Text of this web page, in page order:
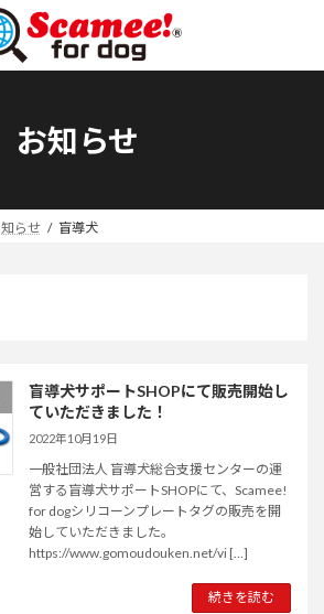
お知らせ
らせ 盲導犬
盲導犬サポートSHOPにて販売開始し
ていただきました！
2022年10月19日
一般社団法人 盲導犬総合支援センターの運
営する盲導犬サポートSHOPにて、Scamee!
for dogシリコーンプレートタグの販売を開
始していただきました。
https://www.gomoudouken.net/vi […]
続きを読む